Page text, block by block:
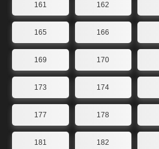
161 162
165 166
169 170
173 174
177 178
181 182